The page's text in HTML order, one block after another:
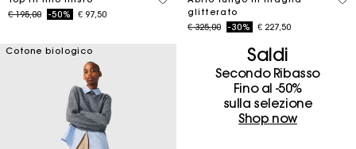
Price reduced from
€ 195,00to-50% € 97,50
glitterato
Price reduced from
€ 325,00to-30% € 227,50
Cotone biologico Saldi
Secondo Ribasso
Fino al -50%
sulla selezione
Shop now